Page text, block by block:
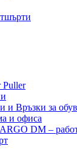
Puller
и Връзки за
и офиса